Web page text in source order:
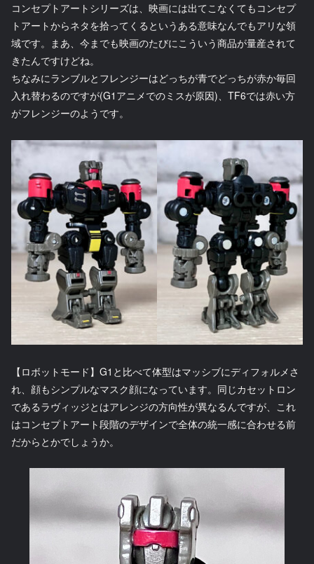
コンセプトアートシリーズは、映画には出てこなくてもコンセプ
トアートからネタを拾ってくるというある意味なんでもアリな領
域です。まあ、今までも映画のたびにこういう商品が量産されて
きたんですけどね。
ちなみにランブルとフレンジーはどっちが青でどっちが赤か毎回
入れ替わるのですが(G1アニメでのミスが原因)、TF6では赤い方
がフレンジーのようです。
【ロボットモード】G1と比べて体型はマッシブにディフォルメさ
れ、顔もシンプルなマスク顔になっています。同じカセットロン
であるラヴィッジとはアレンジの方向性が異なるんですが、これ
はコンセプトアート段階のデザインで全体の統一感に合わせる前
だからとかでしょうか。